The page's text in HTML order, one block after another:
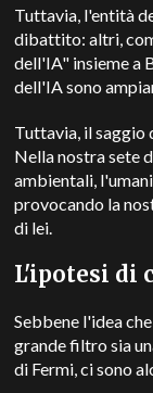
Tuttavia, l'entità
dibattito: altri,
dell'IA" insieme a
dell'IA sono
Tuttavia, il saggio
Nella nostra sete
ambientali,
provocando la
di lei.
L'ipotesi di
Sebbene l'idea
grande filtro sia
di Fermi, ci sono